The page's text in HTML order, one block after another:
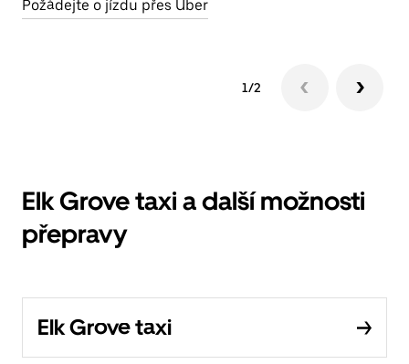
Požádejte o jízdu přes Uber
1/2
Elk Grove taxi a další možnosti
přepravy
Elk Grove taxi